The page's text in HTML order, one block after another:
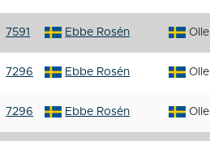
7591 Ebbe Rosén
7296 Ebbe Rosén
7296 Ebbe Rosén